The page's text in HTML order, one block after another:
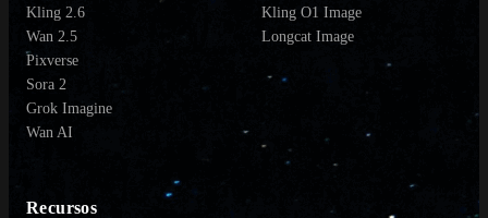
Kling 2.6
Wan 2.5
Pixverse
Sora 2
Grok Imagine
Wan AI
Kling O1 Image
Longcat Image
Recursos